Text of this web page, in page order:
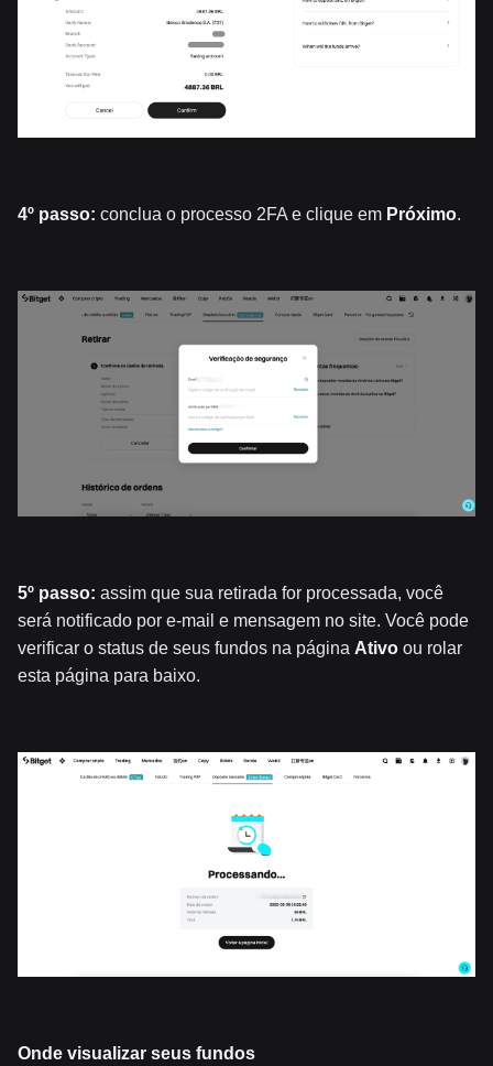
4º passo: conclua o processo 2FA e clique em Próximo.
5º passo: assim que sua retirada for processada, você
será notificado por e-mail e mensagem no site. Você pode
verificar o status de seus fundos na página Ativo ou rolar
esta página para baixo.
Onde visualizar seus fundos